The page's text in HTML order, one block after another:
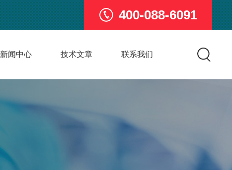
400-088-6091
新闻中心 技术文章 联系我们